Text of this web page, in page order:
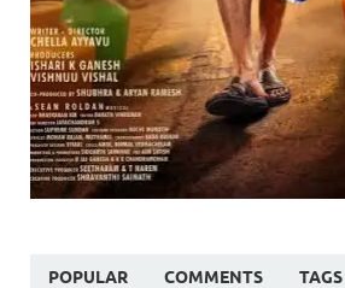
POPULAR COMMENTS TAGS